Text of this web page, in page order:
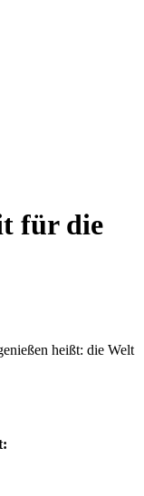
für die
heißt: die Welt